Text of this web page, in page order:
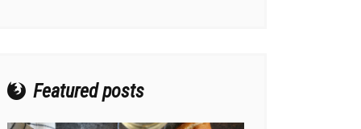
Featured posts